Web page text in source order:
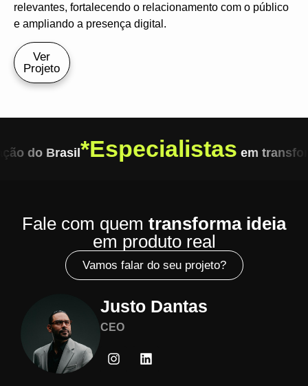
relevantes, fortalecendo o relacionamento com o público
e ampliando a presença digital.
Ver
Projeto
do Brasil*Especialistasem
Fale com quem transforma ideia
em produto real
Vamos falar do seu projeto?
Justo Dantas
CEO